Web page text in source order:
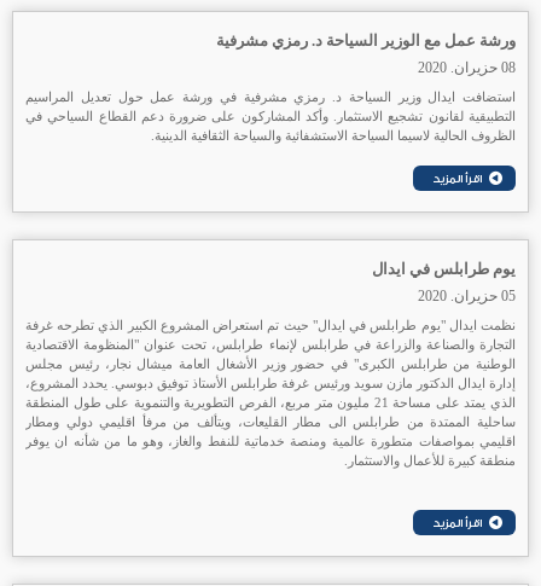
ورشة عمل مع الوزير السياحة د. رمزي مشرفية
08 حزيران. 2020
استضافت ايدال وزير السياحة د. رمزي مشرفية في ورشة عمل حول تعديل المراسيم
التطبيقية لقانون تشجيع الاستثمار. وأكد المشاركون على ضرورة دعم القطاع السياحي في
الظروف الحالية لاسيما السياحة الاستشفائية والسياحة الثقافية الدينية.
يوم طرابلس في ايدال
05 حزيران. 2020
نظمت ايدال "يوم طرابلس في ايدال" حيث تم استعراض المشروع الكبير الذي تطرحه غرفة
التجارة والصناعة والزراعة في طرابلس لإنماء طرابلس، تحت عنوان "المنظومة الاقتصادية
الوطنية من طرابلس الكبرى" في حضور وزير الأشغال العامة ميشال نجار، رئيس مجلس
إدارة ايدال الدكتور مازن سويد ورئيس غرفة طرابلس الأستاذ توفيق دبوسي. يحدد المشروع،
الذي يمتد على مساحة 21 مليون متر مربع، الفرص التطويرية والتنموية على طول المنطقة
ساحلية الممتدة من طرابلس الى مطار القليعات، ويتألف من مرفأ اقليمي دولي ومطار
اقليمي بمواصفات متطورة عالمية ومنصة خدماتية للنفط والغاز، وهو ما من شأنه ان يوفر
منطقة كبيرة للأعمال والاستثمار.